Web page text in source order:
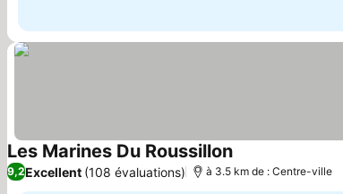
Les Marines Du RoussillonConsulter les prix
9,2Excellent (108 évaluations) à 3.5 km de : Centre-ville